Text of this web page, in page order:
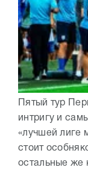
Пятый тур
интригу и
«лучшей лиге
стоит
остальные же